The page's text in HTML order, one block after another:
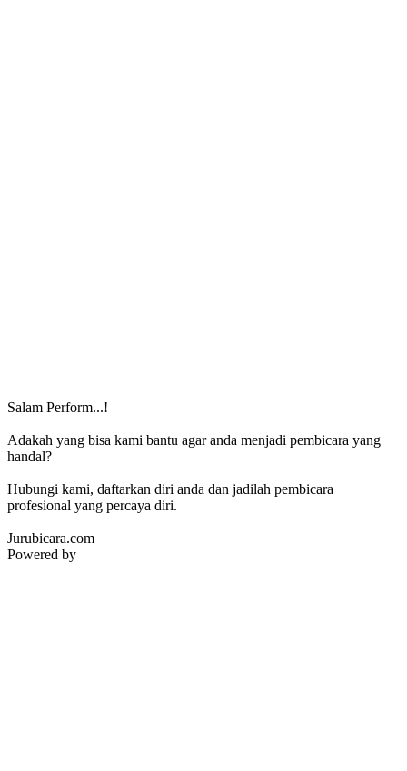
Salam Perform...!
Adakah yang bisa kami bantu agar anda menjadi pembicara yang
handal?
Hubungi kami, daftarkan diri anda dan jadilah pembicara
profesional yang percaya diri.
Jurubicara.com
Powered by